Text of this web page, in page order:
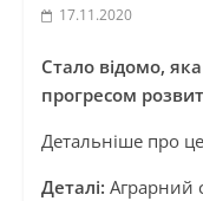
17.11.2020
Стало відомо,
прогресом
Детальніше про це
Деталі: Аграрний